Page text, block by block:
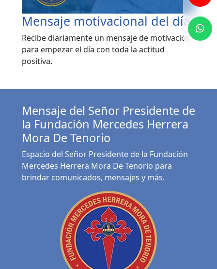
Mensaje motivacional del día
Recibe diariamente un mensaje de motivación
para empezar el día con toda la actitud
positiva.
Mensaje del Señor Presidente de
la Fundación Mercedes Herrera
Mora De Tenorio
Espacio del Señor Presidente de la Fundación
Mercedes Herrera Mora De Tenorio para
brindar comunicados, mensajes y más.